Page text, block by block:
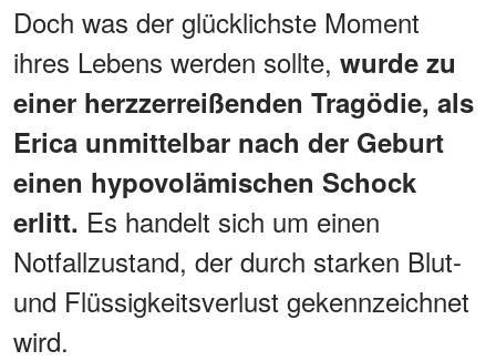
Doch was der glücklichste Moment
ihres Lebens werden sollte, wurde zu
einer herzzerreißenden Tragödie, als
Erica unmittelbar nach der Geburt
einen hypovolämischen Schock
erlitt. Es handelt sich um einen
Notfallzustand, der durch starken Blut-
und Flüssigkeitsverlust gekennzeichnet
wird.